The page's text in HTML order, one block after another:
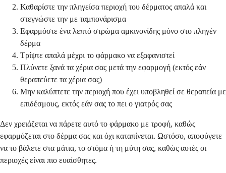
Καθαρίστε την πληγείσα περιοχή του δέρματος απαλά και
στεγνώστε την με ταμπονάρισμα
Εφαρμόστε ένα λεπτό στρώμα αμκινονίδης μόνο στο πληγέν
δέρμα
Τρίψτε απαλά μέχρι το φάρμακο να εξαφανιστεί
Πλύνετε ξανά τα χέρια σας μετά την εφαρμογή (εκτός εάν
θεραπεύετε τα χέρια σας)
Μην καλύπτετε την περιοχή που έχει υποβληθεί σε θεραπεία με
επιδέσμους, εκτός εάν σας το πει ο γιατρός σας
Δεν χρειάζεται να πάρετε αυτό το φάρμακο με τροφή, καθώς
εφαρμόζεται στο δέρμα σας και όχι καταπίνεται. Ωστόσο, αποφύγετε
να το βάλετε στα μάτια, το στόμα ή τη μύτη σας, καθώς αυτές οι
περιοχές είναι πιο ευαίσθητες.